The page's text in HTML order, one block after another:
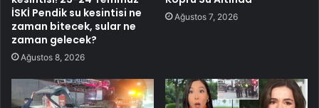
İSKİ Pendik su kesintisi ne
zaman bitecek, sular ne
zaman gelecek?
Ağustos 8, 2026
Ağustos 7, 2026